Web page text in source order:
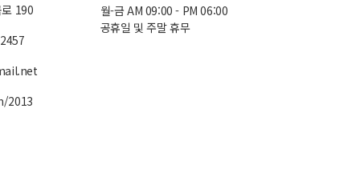
190
2013
월-금 AM 09:00 - PM 06:00
공휴일 및 주말 휴무